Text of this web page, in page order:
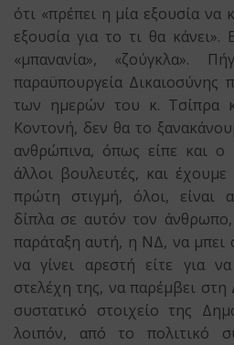
ότι «πρέπει η μία εξουσία να
εξουσία για το τι θα κάνει».
«μπανανία», «ζούγκλα».
παραϋπουργεία Δικαιοσύνης
των ημερών του κ. Τσίπρα
Κοντονή, δεν θα το
ανθρώπινα, όπως είπε και ο
άλλοι βουλευτές, και
πρώτη στιγμή, όλοι, είναι
δίπλα σε αυτόν τον
παράταξη αυτή, η ΝΔ, να μπει
να γίνει αρεστή είτε για
στελέχη της, να παρέμβει στη
συστατικό στοιχείο της
λοιπόν, από το πολιτικό